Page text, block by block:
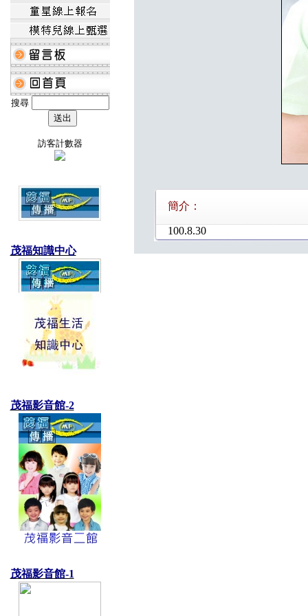
搜尋
訪客計數器
茂福知識中心
茂福影音館-2
茂福影音館-1
簡介：
100.8.30